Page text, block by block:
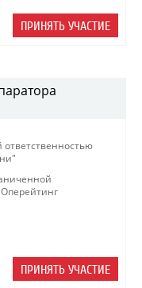
ПРИНЯТЬ УЧАСТИЕ
ПРИНЯТЬ УЧАСТИЕ